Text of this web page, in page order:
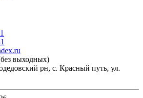
выходных)
рн, с. Красный путь, ул.